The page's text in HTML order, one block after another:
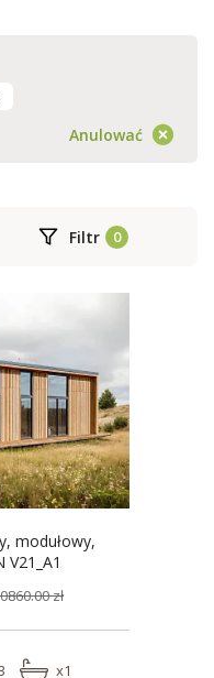
Anulować
Filtr
modułowy,
V21_A1
zł
x1